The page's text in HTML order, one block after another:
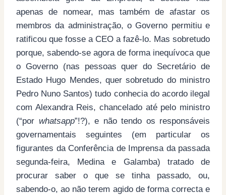
apenas de nomear, mas também de afastar os
membros da administração, o Governo permitiu e
ratificou que fosse a CEO a fazê-lo. Mas sobretudo
porque, sabendo-se agora de forma inequívoca que
o Governo (nas pessoas quer do Secretário de
Estado Hugo Mendes, quer sobretudo do ministro
Pedro Nuno Santos) tudo conhecia do acordo ilegal
com Alexandra Reis, chancelado até pelo ministro
(“por whatsapp”!?), e não tendo os responsáveis
governamentais seguintes (em particular os
figurantes da Conferência de Imprensa da passada
segunda-feira, Medina e Galamba) tratado de
procurar saber o que se tinha passado, ou,
sabendo-o, ao não terem agido de forma correcta e